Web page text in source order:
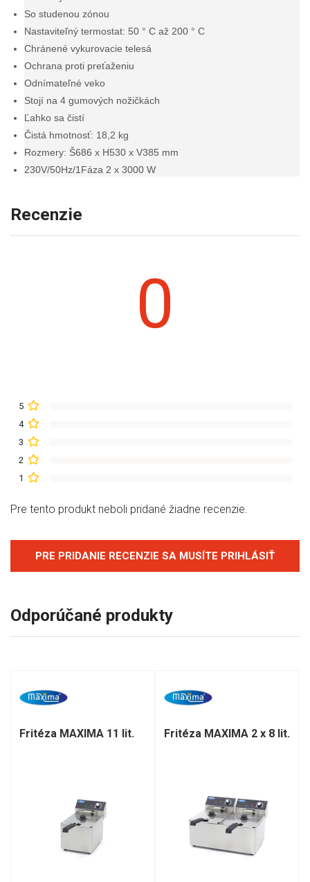
So studenou zónou
Nastaviteľný termostat: 50 ° C až 200 ° C
Chránené vykurovacie telesá
Ochrana proti preťaženiu
Odnímateľné veko
Stojí na 4 gumových nožičkách
Ľahko sa čistí
Čistá hmotnosť: 18,2 kg
Rozmery: Š686 x H530 x V385 mm
230V/50Hz/1Fáza 2 x 3000 W
Recenzie
0
5
4
3
2
1
Pre tento produkt neboli pridané žiadne recenzie.
PRE PRIDANIE RECENZIE SA MUSÍTE PRIHLÁSIŤ
Odporúčané produkty
Fritéza MAXIMA 11 lit. Fritéza MAXIMA 2 x 8 lit.